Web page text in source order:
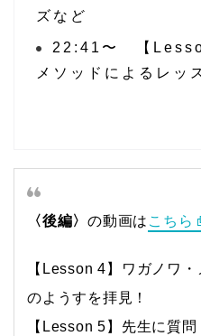
ズなど
22:41〜 【
メソッドによるレッ
〈後編〉の動画は こちら
【Lesson 4】ワガノワ
のようすを拝見！
【 Lesson 5 】先生に質